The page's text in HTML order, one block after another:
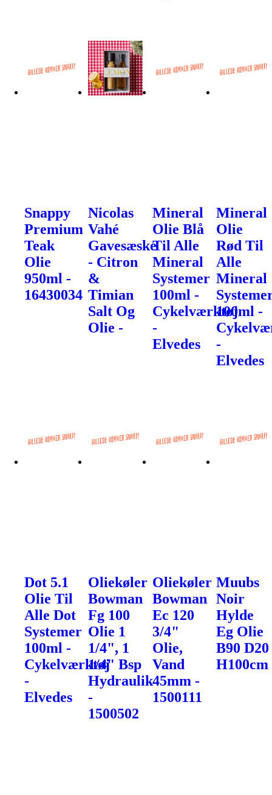
Snappy
Premium
Teak
Olie
950ml -
16430034
Nicolas
Vahé
Gavesæske
- Citron
&
Timian
Salt Og
Olie -
Mineral
Olie Blå
Til Alle
Mineral
Systemer
100ml -
Cykelværktøj
-
Elvedes
Mineral
Olie
Rød Til
Alle
Mineral
100ml -
-
Elvedes
Dot 5.1
Olie Til
Alle Dot
Systemer
100ml -
Cykelværktøj
-
Elvedes
Oliekøler
Bowman
Fg 100
Olie 1
1/4", 1
1/4" Bsp
Hydraulik
-
1500502
Oliekøler
Bowman
Ec 120
3/4"
Olie,
Vand
45mm -
1500111
Muubs
Noir
Hylde
Eg Olie
B90 D20
H100cm